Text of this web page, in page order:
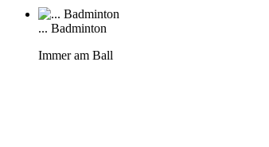
... Badminton
Immer am Ball